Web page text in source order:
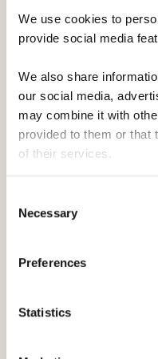
We use cookies to
provide social media
We also share
our social media,
may combine it with
provided to them or that
of their services.
Selection
Necessary
Preferences
Statistics
Po spędzeniu
Twoja opalenizna
intensywna!
Myślę, że to całkiem
W tym roku wciel się
Crow i korzystaj z
powietrzu, więc jeśli
Pamiętaj jednak,